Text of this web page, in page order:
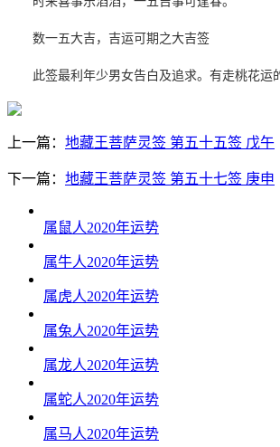
数一五大吉，吉运可期之大吉签
此签最利年少男女告白及追求。有走桃花运
上一篇： 地藏王菩萨灵签 第五十五签 戊午
下一篇： 地藏王菩萨灵签 第五十七签 庚申
属鼠人2020年运势
属牛人2020年运势
属虎人2020年运势
属兔人2020年运势
属龙人2020年运势
属蛇人2020年运势
属马人2020年运势